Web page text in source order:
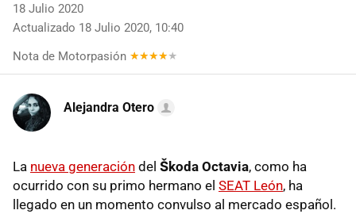
18 Julio 2020
Actualizado 18 Julio 2020, 10:40
Nota de Motorpasión
Alejandra Otero
La nueva generación del Škoda Octavia, como ha
ocurrido con su primo hermano el SEAT León, ha
llegado en un momento convulso al mercado español.